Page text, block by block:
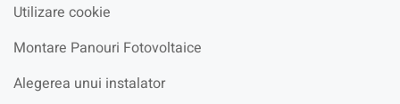
Utilizare cookie
Montare Panouri Fotovoltaice
Alegerea unui instalator